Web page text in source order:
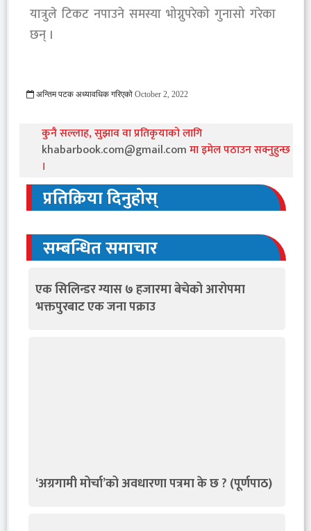
यात्रुले टिकट नपाउने समस्या भोग्नुपरेको गुनासो गरेका
छन् ।
अन्तिम पटक अध्यावधिक गरिएको October 2, 2022
कुनै सल्लाह, सुझाव वा प्रतिकृयाको लागि
khabarbook.com@gmail.comमा इमेल पठाउन सक्नुहुन्छ
।
प्रतिक्रिया दिनुहोस्
सम्बन्धित समाचार
एक सिलिन्डर ग्यास ७ हजारमा बेचेको आरोपमा
भक्तपुरबाट एक जना पक्राउ
‘अग्रगामी मोर्चा’को अवधारणा पत्रमा के छ ? (पूर्णपाठ)